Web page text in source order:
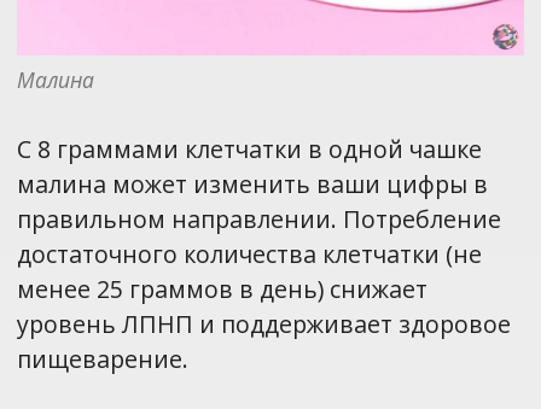
Малина
С 8 граммами клетчатки в одной чашке
малина может изменить ваши цифры в
правильном направлении. Потребление
достаточного количества клетчатки (не
менее 25 граммов в день) снижает
уровень ЛПНП и поддерживает здоровое
пищеварение.